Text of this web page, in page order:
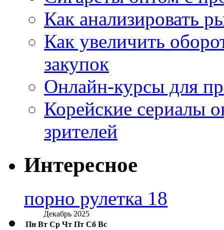
Как анализировать
Как увеличить
закупок
Онлайн-курсы для
Корейские сериалы
зрителей
Интересное
порно рулетка 18
Декабрь 2025
Пн Вт Ср Чт Пт Сб Вс